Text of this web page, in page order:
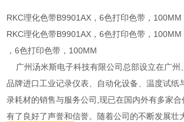
RKC理化色带B9901AX，6色打印色带，100MM
RKC理化色带B9901AX，6色打印色带，100MM
，6色打印色带，100MM
广州汤米斯电子科技有限公司总部设立在广州
品牌进口工业记录仪表、自动化设备、温度试纸
录耗材的销售与服务公司,现已在国内外有多家
有了良好了声誉和信誉。随着公司的不断发展壮